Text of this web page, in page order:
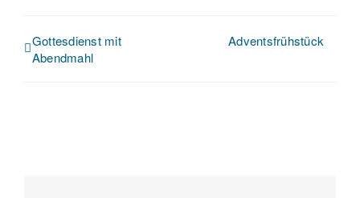
Gottesdienst mit
Abendmahl
Adventsfrühstück